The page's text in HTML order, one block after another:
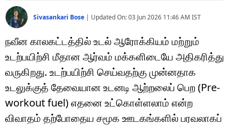
Sivasankari Bose | Updated On:03 Jun 2026 11:46 AM IST
நவீன காலகட்டத்தில் உடல் ஆரோக்கியம் மற்றும்
உடற்பயிற்சி மீதான ஆர்வம் மக்களிடையே அதிகரித்து
வருகிறது. உடற்பயிற்சி செய்வதற்கு முன்னதாக
உடலுக்குத் தேவையான உடனடி ஆற்றலைப் பெற (Pre-
workout fuel) எதனை உட்கொள்ளலாம் என்ற
விவாதம் தற்போதைய சமூக ஊடகங்களில் பரவலாகப்